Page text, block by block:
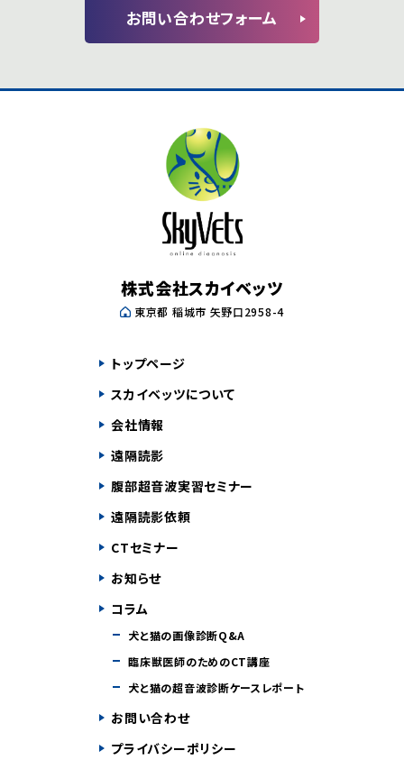
お問い合わせフォーム
株式会社スカイベッツ
東京都 稲城市 矢野口2958-4
トップページ
スカイベッツについて
会社情報
遠隔読影
腹部超音波実習セミナー
遠隔読影依頼
CTセミナー
お知らせ
コラム
犬と猫の画像診断Q&A
臨床獣医師のためのCT講座
犬と猫の超音波診断ケースレポート
お問い合わせ
プライバシーポリシー